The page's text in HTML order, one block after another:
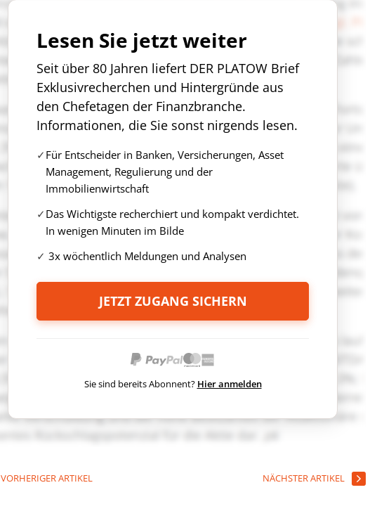
Lesen Sie jetzt weiter
Seit über 80 Jahren liefert DER PLATOW Brief
Exklusivrecherchen und Hintergründe aus
den Chefetagen der Finanzbranche.
Informationen, die Sie sonst nirgends lesen.
Für Entscheider in Banken, Versicherungen, Asset
Management, Regulierung und der
Immobilienwirtschaft
Das Wichtigste recherchiert und kompakt verdichtet.
In wenigen Minuten im Bilde
3x wöchentlich Meldungen und Analysen
JETZT ZUGANG SICHERN
Sie sind bereits Abonnent? Hier anmelden
VORHERIGER ARTIKEL NÄCHSTER ARTIKEL